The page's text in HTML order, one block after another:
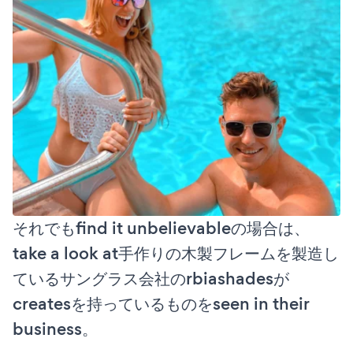
それでもfind it unbelievableの場合は、
take a look at手作りの木製フレームを製造し
ているサングラス会社のrbiashadesが
createsを持っているものをseen in their
business。